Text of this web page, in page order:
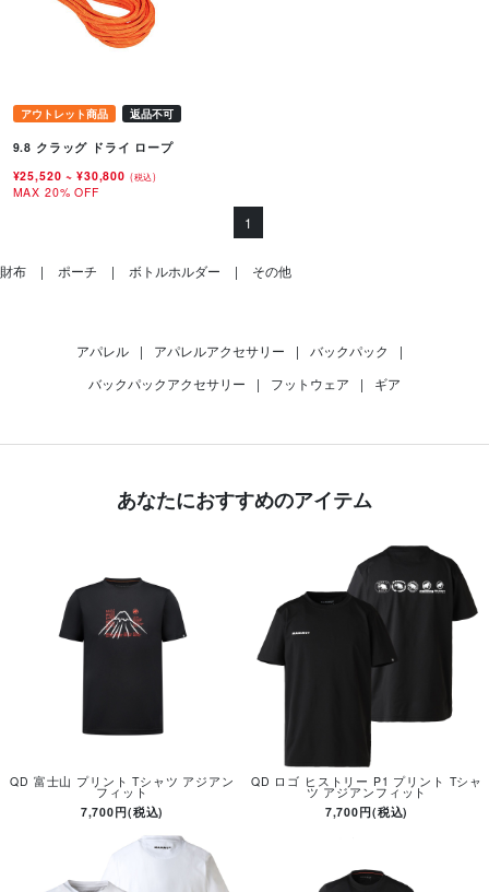
アウトレット商品 返品不可
9.8 クラッグ ドライ ロープ
¥25,520~ ¥30,800 (税込)
MAX 20% OFF
1
財布 ポーチ ボトルホルダー その他
アパレル | アパレルアクセサリー | バックパック
|
バックパックアクセサリー
| フットウェア | ギア
あなたにおすすめのアイテム
QD 富士山 プリント Tシャツ アジアン
フィット
7,700円(税込)
QD ロゴ ヒストリー P1 プリント Tシャ
ツ アジアンフィット
7,700円(税込)